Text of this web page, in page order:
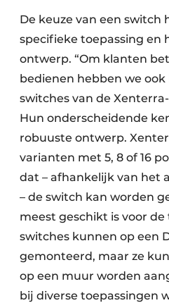
De keuze van een switch
specifieke toepassing en
ontwerp. “Om klanten
bedienen hebben we
switches van de
Hun onderscheidende
robuuste ontwerp.
varianten met 5, 8 of 16
dat – afhankelijk van het
– de switch kan worden
meest geschikt is voor de
switches kunnen op een
gemonteerd, maar ze
op een muur worden
bij diverse toepassingen